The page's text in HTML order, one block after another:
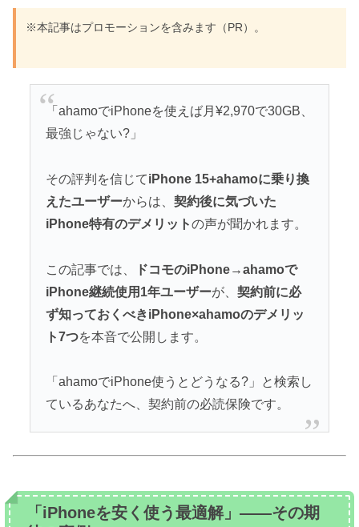
※本記事はプロモーションを含みます（PR）。
「ahamoでiPhoneを使えば月¥2,970で30GB、
最強じゃない?」
その評判を信じてiPhone 15+ahamoに乗り換
えたユーザーからは、 契約後に気づいた
iPhone特有のデメリットの声が聞かれます。
この記事では、
ドコモのiPhone→ahamoで
iPhone継続使用1年ユーザーが、 契約前に必
ず知っておくべきiPhone×ahamoのデメリッ
ト7つを本音で公開します。
「ahamoでiPhone使うとどうなる?」と検索し
ているあなたへ、契約前の必読保険です。
「iPhoneを安く使う最適解」——その期